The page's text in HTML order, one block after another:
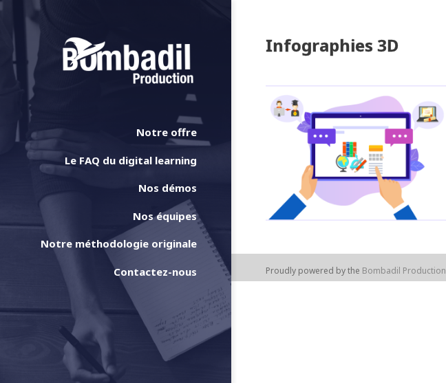
Notre offre
Le FAQ du digital learning
Nos démos
Nos équipes
Notre méthodologie originale
Contactez-nous
Infographies 3D
Proudly powered by the Bombadil Production